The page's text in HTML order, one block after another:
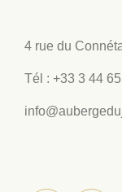
4 rue du
Tél : +33 3 44